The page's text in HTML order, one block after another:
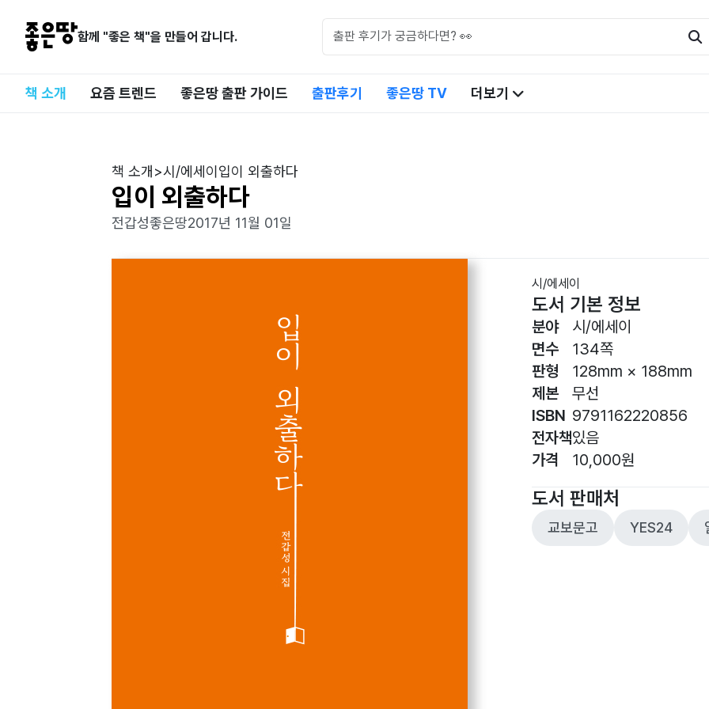
함께 "좋은 책"을 만들어 갑니다.
책 소개 요즘 트렌드 좋은땅 출판 가이드 출판후기 좋은땅 TV 더보기
책 소개 >시/에세이 입이 외출하다
입이 외출하다
전갑성좋은땅2017년 11월 01일
시/에세이
도서 기본 정보
분야
면수
판형
제본
ISBN
전자책
가격
시/에세이
134쪽
128mm × 188mm
무선
9791162220856
있음
10,000원
도서 판매처
교보문고 YES24